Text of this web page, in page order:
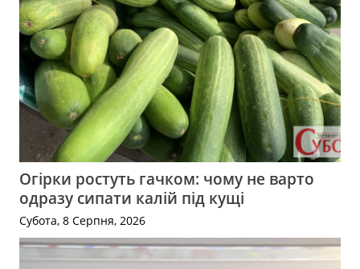
Огірки ростуть гачком: чому не варто
одразу сипати калій під кущі
Субота, 8 Серпня, 2026